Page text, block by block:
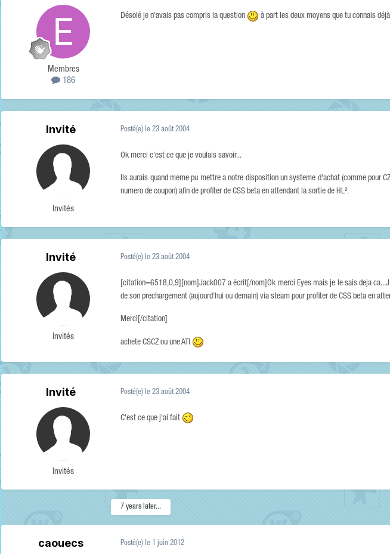
Membres
186
Désolé je n'avais pas compris la question à part les deux moyens que tu connais
Invité
Invités
Posté(e) le 23 août 2004
Ok merci c'est ce que je voulais savoir...
Ils aurais quand meme pu mettre a notre disposition un systeme d'achat (comme pour
numero de coupon) afin de profiter de CSS beta en attendant la sortie de HL².
Invité
Invités
Posté(e) le 23 août 2004
[citation=6518,0,9][nom]Jack007 a écrit[/nom]Ok merci Eyes mais je le sais deja
de son prechargement (aujourd'hui ou demain) via steam pour profiter de CSS beta en
Merci[/citation]
achete CSCZ ou une ATI
Invité
Invités
Posté(e) le 23 août 2004
C'est ce que j'ai fait
7 years later...
caouecs Posté(e) le 1 juin 2012